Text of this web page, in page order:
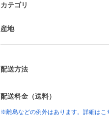
カテゴリ
産地
配送方法
配送料金（送料）
※離島などの例外はあります。詳細はこ